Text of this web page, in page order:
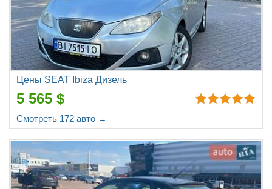
Цены SEAT Ibiza Дизель
5 565 $
Смотреть 172 авто →